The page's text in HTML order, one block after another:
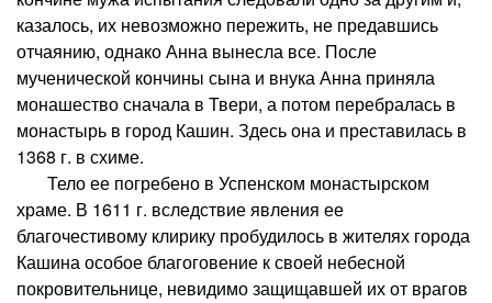
казалось, их невозможно пережить, не предавшись
отчаянию, однако Анна вынесла все. После
мученической кончины сына и внука Анна приняла
монашество сначала в Твери, а потом перебралась в
монастырь в город Кашин. Здесь она и преставилась в
1368 г. в схиме.
Тело ее погребено в Успенском монастырском
храме. В 1611 г. вследствие явления ее
благочестивому клирику пробудилось в жителях города
Кашина особое благоговение к своей небесной
покровительнице, невидимо защищавшей их от врагов